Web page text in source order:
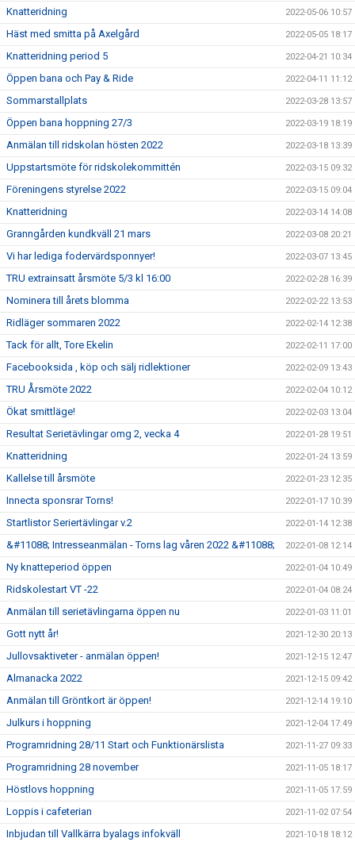
Knatteridning 2022-05-06 10:57
Häst med smitta på Axelgård 2022-05-05 18:17
Knatteridning period 5 2022-04-21 10:34
Öppen bana och Pay & Ride 2022-04-11 11:12
Sommarstallplats 2022-03-28 13:57
Öppen bana hoppning 27/3 2022-03-19 18:19
Anmälan till ridskolan hösten 2022 2022-03-18 13:39
Uppstartsmöte för ridskolekommittén 2022-03-15 09:32
Föreningens styrelse 2022 2022-03-15 09:04
Knatteridning 2022-03-14 14:08
Granngården kundkväll 21 mars 2022-03-08 20:21
Vi har lediga fodervärdsponnyer! 2022-03-07 13:45
TRU extrainsatt årsmöte 5/3 kl 16:00 2022-02-28 16:39
Nominera till årets blomma 2022-02-22 13:53
Ridläger sommaren 2022 2022-02-14 12:38
Tack för allt, Tore Ekelin 2022-02-11 17:00
Facebooksida , köp och sälj ridlektioner 2022-02-09 13:43
TRU Årsmöte 2022 2022-02-04 10:12
Ökat smittläge! 2022-02-03 13:04
Resultat Serietävlingar omg 2, vecka 4 2022-01-28 19:51
Knatteridning 2022-01-24 13:59
Kallelse till årsmöte 2022-01-23 12:35
Innecta sponsrar Torns! 2022-01-17 10:39
Startlistor Seriertävlingar v.2 2022-01-14 12:38
&#11088; Intresseanmälan - Torns lag våren 2022 &#11088; 2022-01-08 12:14
Ny knatteperiod öppen 2022-01-04 10:49
Ridskolestart VT -22 2022-01-04 08:24
Anmälan till serietävlingarna öppen nu 2022-01-03 11:01
Gott nytt år! 2021-12-30 20:13
Jullovsaktiveter - anmälan öppen! 2021-12-15 12:47
Almanacka 2022 2021-12-15 09:42
Anmälan till Gröntkort är öppen! 2021-12-14 19:10
Julkurs i hoppning 2021-12-04 17:49
Programridning 28/11 Start och Funktionärslista 2021-11-27 09:33
Programridning 28 november 2021-11-05 18:17
Höstlovs hoppning 2021-11-05 17:59
Loppis i cafeterian 2021-11-02 07:54
Inbjudan till Vallkärra byalags infokväll 2021-10-18 18:12